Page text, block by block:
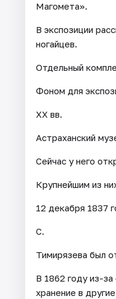
Магомета».
В экспозиции
ногайцев.
Отдельный
Фоном для
XX вв.
Астраханский
Сейчас у него
Крупнейшим из
12 декабря 1837
С.
Тимирязева был
В 1862 году из-
хранение в